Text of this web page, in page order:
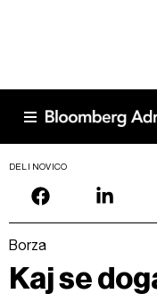
DELI NOVICO
Borza
Kaj se